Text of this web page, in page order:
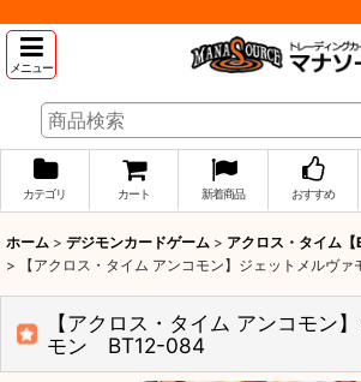
メニュー
カテゴリ カート 新着商品 おすすめ
ホーム > デジモンカードゲーム > アクロス・タイム【
>
【アクロス・タイム アンコモン】ジェットメルヴ
【アクロス・タイム アンコモン
モン BT12-084